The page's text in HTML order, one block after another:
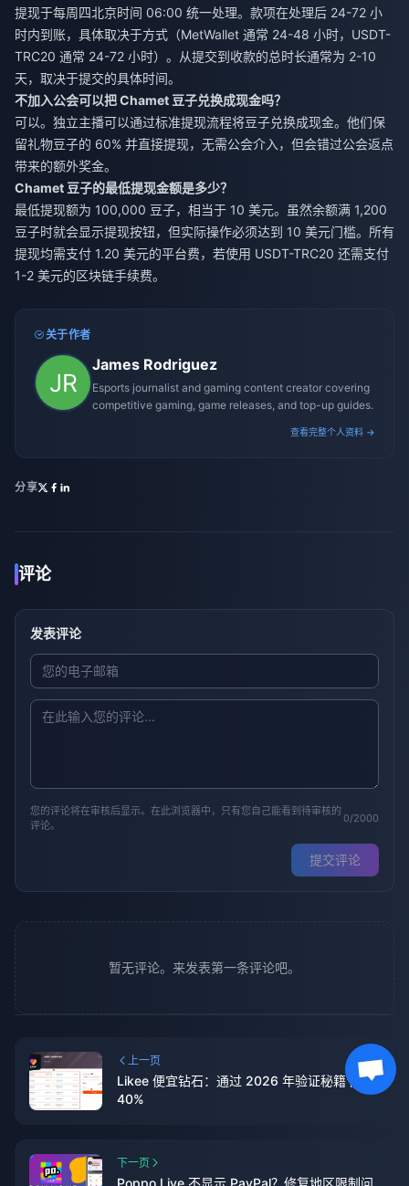
提现于每周四北京时间 06:00 统一处理。款项在处理后 24-72 小
时内到账，具体取决于方式（MetWallet 通常 24-48 小时，USDT-
TRC20 通常 24-72 小时）。从提交到收款的总时长通常为 2-10
天，取决于提交的具体时间。
不加入公会可以把 Chamet 豆子兑换成现金吗？
可以。独立主播可以通过标准提现流程将豆子兑换成现金。他们保
留礼物豆子的 60% 并直接提现，无需公会介入，但会错过公会返点
带来的额外奖金。
Chamet 豆子的最低提现金额是多少？
最低提现额为 100,000 豆子，相当于 10 美元。虽然余额满 1,200
豆子时就会显示提现按钮，但实际操作必须达到 10 美元门槛。所有
提现均需支付 1.20 美元的平台费，若使用 USDT-TRC20 还需支付
1-2 美元的区块链手续费。
关于作者
James Rodriguez
Esports journalist and gaming content creator covering
competitive gaming, game releases, and top-up guides.
查看完整个人资料 →
分享
评论
发表评论
您的评论将在审核后显示。在此浏览器中，只有您自己能看到待审核的
评论。
0/2000
提交评论
暂无评论。来发表第一条评论吧。
上一页
Likee 便宜钻石：通过 2026 年验证秘籍节省
40%
下一页